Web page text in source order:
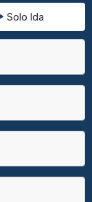
Solo Ida